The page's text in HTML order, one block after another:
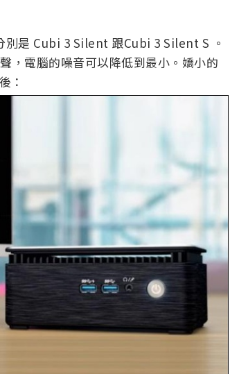
別是 Cubi 3 Silent 跟Cubi 3 Silent S 。
，電腦的噪音可以降低到最小。嬌小的
：